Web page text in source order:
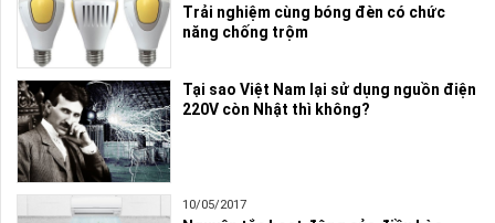
Trải nghiệm cùng bóng đèn có chức
năng chống trộm
Tại sao Việt Nam lại sử dụng nguồn điện
220V còn Nhật thì không?
10/05/2017